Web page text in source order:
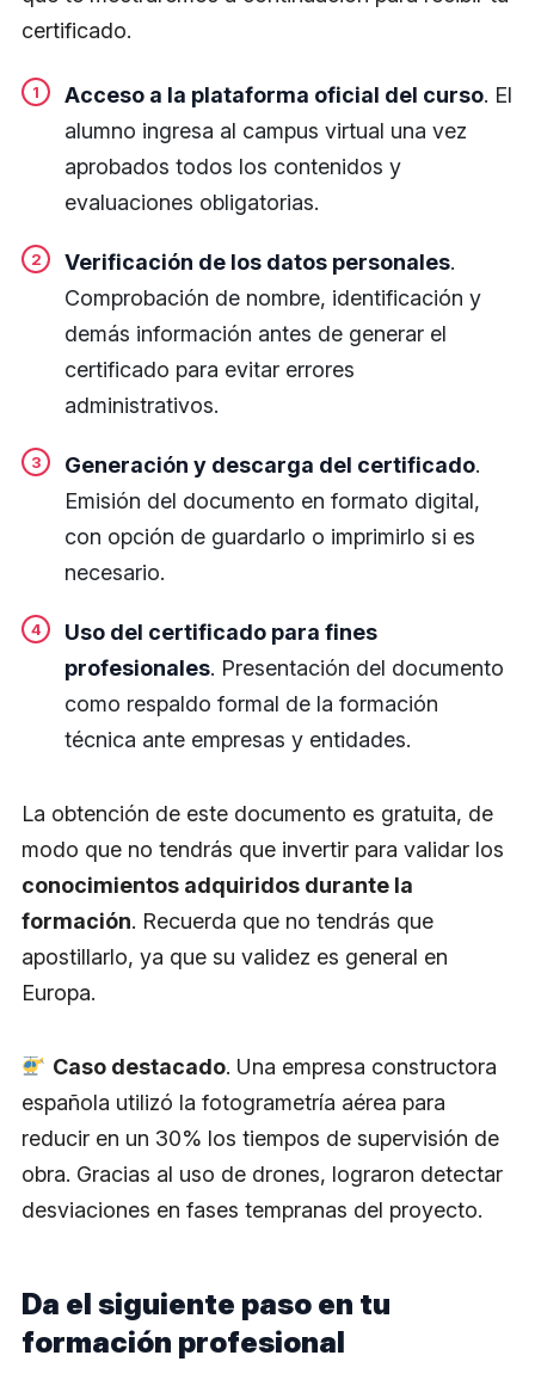
certificado.
Acceso a la plataforma oficial del curso. El
alumno ingresa al campus virtual una vez
aprobados todos los contenidos y
evaluaciones obligatorias.
Verificación de los datos personales.
Comprobación de nombre, identificación y
demás información antes de generar el
certificado para evitar errores
administrativos.
Generación y descarga del certificado.
Emisión del documento en formato digital,
con opción de guardarlo o imprimirlo si es
necesario.
Uso del certificado para fines
profesionales. Presentación del documento
como respaldo formal de la formación
técnica ante empresas y entidades.
La obtención de este documento es gratuita, de
modo que no tendrás que invertir para validar los
conocimientos adquiridos durante la
formación. Recuerda que no tendrás que
apostillarlo, ya que su validez es general en
Europa.
Caso destacado. Una empresa constructora
española utilizó la fotogrametría aérea para
reducir en un 30% los tiempos de supervisión de
obra. Gracias al uso de drones, lograron detectar
desviaciones en fases tempranas del proyecto.
Da el siguiente paso en tu
formación profesional